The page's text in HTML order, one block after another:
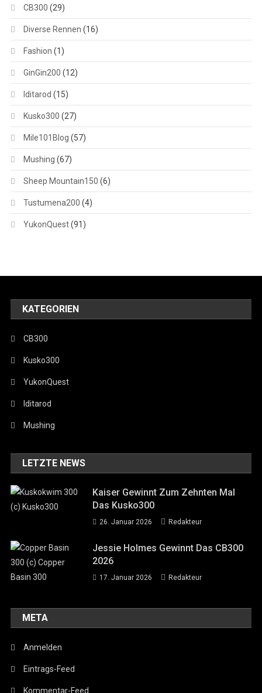
CB300 (29)
Diverse Rennen (16)
Fashion (1)
GinGin200 (12)
Iditarod (15)
Kusko300 (27)
Mile101Blog (57)
Mushing (67)
Sheep Mountain150 (6)
Tustumena200 (4)
YukonQuest(91)
KATEGORIEN
CB300
Kusko300
YukonQuest
Iditarod
Mushing
LETZTE NEWS
Kaiser Gewinnt Zum Zehnten Mal
Das Kusko300
26. Januar 2026 Redakteur
Jessie Holmes Gewinnt Das CB300
2026
17. Januar 2026 Redakteur
META
Anmelden
Eintrags-Feed
Kommentar-Feed